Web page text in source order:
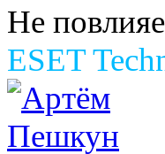
Не
ESET